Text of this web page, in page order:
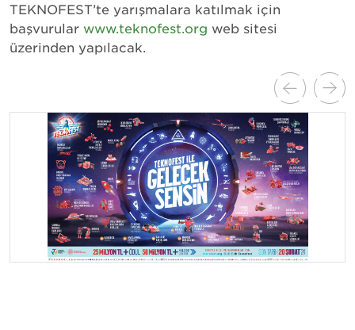
TEKNOFEST’te yarışmalara katılmak için
başvurular www.teknofest.org web sitesi
üzerinden yapılacak.